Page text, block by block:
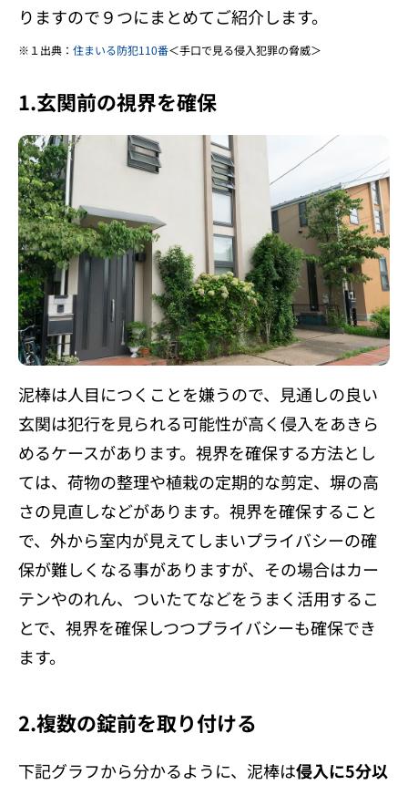
りますので９つにまとめてご紹介します。
１出典： 住まいる防犯110番＜手口で見る侵入犯罪の脅威＞
1.玄関前の視界を確保
泥棒は人目につくことを嫌うので、見通しの良い
玄関は犯行を見られる可能性が高く侵入をあきら
めるケースがあります。視界を確保する方法とし
ては、荷物の整理や植栽の定期的な剪定、塀の高
さの見直しなどがあります。視界を確保すること
で、外から室内が見えてしまいプライバシーの確
保が難しくなる事がありますが、その場合はカー
テンやのれん、ついたてなどをうまく活用するこ
とで、視界を確保しつつプライバシーも確保でき
ます。
2.複数の錠前を取り付ける
下記グラフから分かるように、泥棒は侵入に5分以